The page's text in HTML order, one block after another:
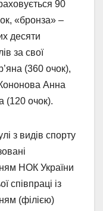
90
«бронза» –
десяти
за свої
(360 очок),
Анна
(120 очок).
з видів спорту
НОК України
співпраці із
(філією)